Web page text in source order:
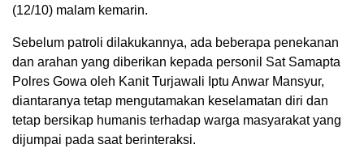
(12/10) malam kemarin.
Sebelum patroli dilakukannya, ada beberapa penekanan
dan arahan yang diberikan kepada personil Sat Samapta
Polres Gowa oleh Kanit Turjawali Iptu Anwar Mansyur,
diantaranya tetap mengutamakan keselamatan diri dan
tetap bersikap humanis terhadap warga masyarakat yang
dijumpai pada saat berinteraksi.